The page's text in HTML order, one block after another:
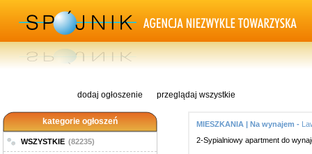
dodaj ogłoszenie przeglądaj wszystkie
kategorie ogłoszeń
WSZYSTKIE (82235)
MIESZKANIA | Na wynajem -
2-Sypialniowy apartment do